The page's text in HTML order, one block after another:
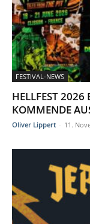
FESTIVAL-NEWS
HELLFEST 2026
KOMMENDE
Oliver Lippert - 11.